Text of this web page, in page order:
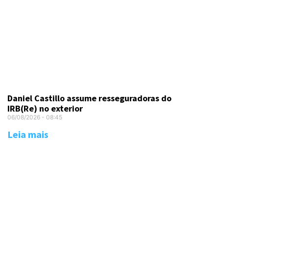
Daniel Castillo assume resseguradoras do
IRB(Re) no exterior
06/08/2026 08:45
Leia mais